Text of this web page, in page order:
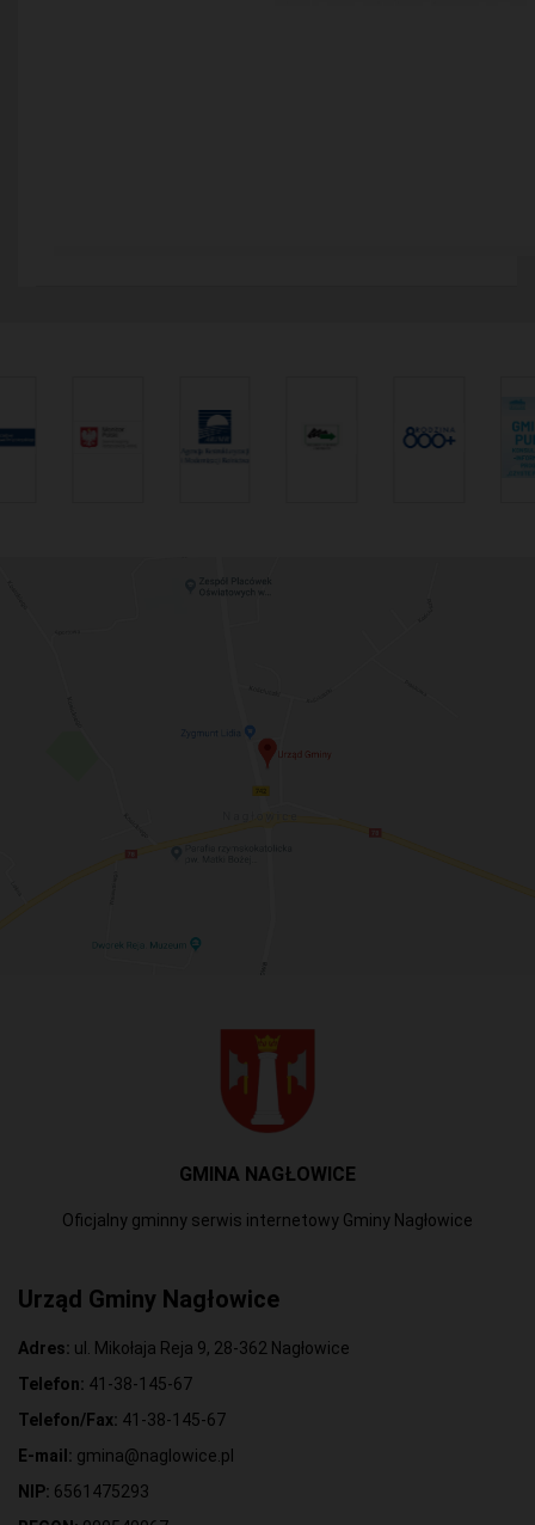
GMINA NAGŁOWICE
Oficjalny gminny serwis internetowy Gminy Nagłowice
Urząd Gminy Nagłowice
Adres: ul. Mikołaja Reja 9, 28-362 Nagłowice
Telefon: 41-38-145-67
Telefon/Fax: 41-38-145-67
E-mail: gmina@naglowice.pl
NIP: 6561475293